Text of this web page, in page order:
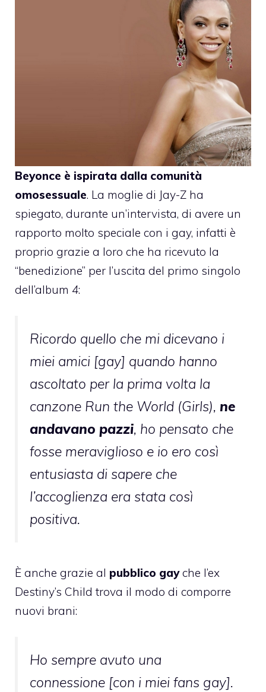
Beyonce è ispirata dalla comunità
omosessuale. La moglie di Jay-Z ha
spiegato, durante un’intervista, di avere un
rapporto molto speciale con i gay, infatti è
proprio grazie a loro che ha ricevuto la
“benedizione” per l’uscita del primo singolo
dell’album 4:
Ricordo quello che mi dicevano i
miei amici [gay] quando hanno
ascoltato per la prima volta la
canzone Run the World (Girls), ne
andavano pazzi, ho pensato che
fosse meraviglioso e io ero così
entusiasta di sapere che
l’accoglienza era stata così
positiva.
È anche grazie al pubblico gayche l’ex
Destiny’s Child trova il modo di comporre
nuovi brani:
Ho sempre avuto una
connessione [con i miei fans gay].